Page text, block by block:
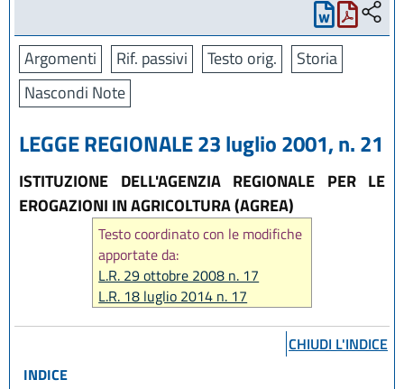
Argomenti Rif. passivi Testo orig.
Storia
Nascondi Note
LEGGE REGIONALE 23 luglio 2001, n. 21
ISTITUZIONE DELL'AGENZIA REGIONALE PER LE
EROGAZIONI IN AGRICOLTURA (AGREA)
Testo coordinato con le modifiche
apportate da:
L.R. 29 ottobre 2008 n. 17
L.R. 18 luglio 2014 n. 17
L.R. 29 dicembre 2025, n. 11)
CHIUDI L'INDICE
INDICE